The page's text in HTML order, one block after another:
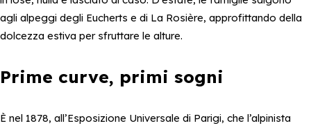
agli alpeggi degli Eucherts e di La Rosière, approfittando della
dolcezza estiva per sfruttare le alture.
Prime curve, primi sogni
È nel 1878, all’Esposizione Universale di Parigi, che l’alpinista